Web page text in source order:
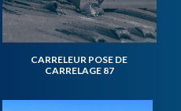
CARRELEUR POSE DE
CARRELAGE 87